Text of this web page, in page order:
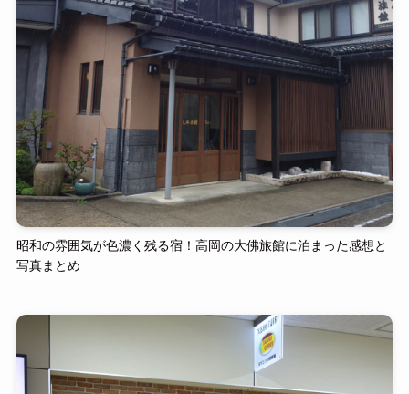
昭和の雰囲気が色濃く残る宿！高岡の大佛旅館に泊まった感想と
写真まとめ